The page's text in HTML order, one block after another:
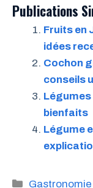
Publications
Fruits en
idées
Cochon
conseils
Légumes
bienfaits
Légume
Catégories
Gastronomie